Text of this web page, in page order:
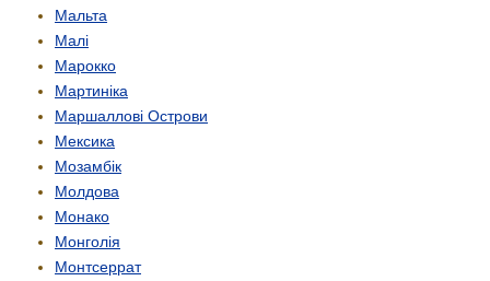
Мальта
Малі
Марокко
Мартиніка
Маршаллові Острови
Мексика
Мозамбік
Молдова
Монако
Монголія
Монтсеррат